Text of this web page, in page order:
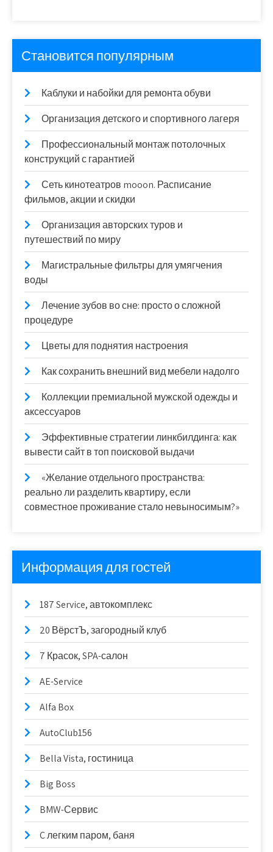
Становится популярным
Каблуки и набойки для ремонта обуви
Организация детского и спортивного лагеря
Профессиональный монтаж потолочных
конструкций с гарантией
Сеть кинотеатров mooon. Расписание
фильмов, акции и скидки
Организация авторских туров и
путешествий по миру
Магистральные фильтры для умягчения
воды
Лечение зубов во сне: просто о сложной
процедуре
Цветы для поднятия настроения
Как сохранить внешний вид мебели надолго
Коллекции премиальной мужской одежды и
аксессуаров
Эффективные стратегии линкбилдинга: как
вывести сайт в топ поисковой выдачи
«Желание отдельного пространства:
реально ли разделить квартиру, если
совместное проживание стало невыносимым?»
Информация для гостей
187 Service, автокомплекс
20 ВёрстЪ, загородный клуб
7 Красок, SPA-салон
AE-Service
Alfa Box
AutoClub156
Bella Vista, гостиница
Big Boss
BMW-Сервис
C легким паром, баня